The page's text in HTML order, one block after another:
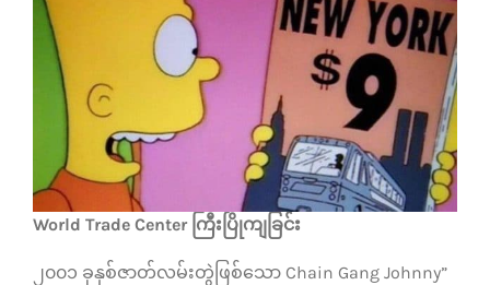
World Trade Center ကြီးပြိုကျခြင်း
၂၀၀၁ ခုနှစ်ဇာတ်လမ်းတွဲဖြစ်သော Chain Gang Johnny”